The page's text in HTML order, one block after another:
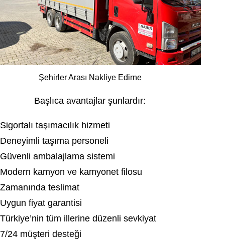
Şehirler Arası Nakliye Edirne
Başlıca avantajlar şunlardır:
Sigortalı taşımacılık hizmeti
Deneyimli taşıma personeli
Güvenli ambalajlama sistemi
Modern kamyon ve kamyonet filosu
Zamanında teslimat
Uygun fiyat garantisi
Türkiye’nin tüm illerine düzenli sevkiyat
7/24 müşteri desteği